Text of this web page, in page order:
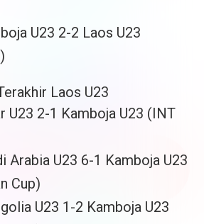
U23 2-2 Laos U23
Laos U23
U23 2-1 Kamboja U23 (INT
Arabia U23 6-1 Kamboja U23
Cup)
U23 1-2 Kamboja U23